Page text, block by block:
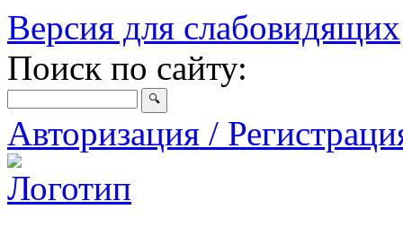
Версия для слабовидящих
Поиск по сайту:
Авторизация /